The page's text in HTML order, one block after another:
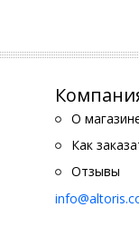
О
Как
Отзывы